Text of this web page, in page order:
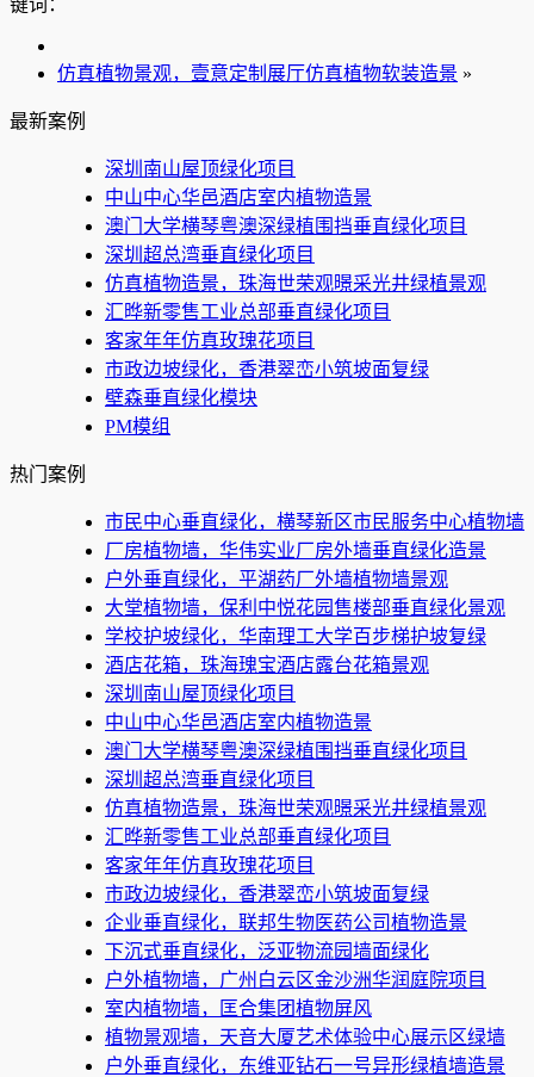
仿真植物景观，壹意定制展厅仿真植物软装造景 »
最新案例
深圳南山屋顶绿化项目
中山中心华邑酒店室内植物造景
澳门大学横琴粤澳深绿植围挡垂直绿化项目
深圳超总湾垂直绿化项目
仿真植物造景，珠海世荣观暻采光井绿植景观
汇晔新零售工业总部垂直绿化项目
客家年年仿真玫瑰花项目
市政边坡绿化，香港翠峦小筑坡面复绿
壁森垂直绿化模块
PM模组
热门案例
市民中心垂直绿化，横琴新区市民服务中心植物墙
厂房植物墙，华伟实业厂房外墙垂直绿化造景
户外垂直绿化，平湖药厂外墙植物墙景观
大堂植物墙，保利中悦花园售楼部垂直绿化景观
学校护坡绿化，华南理工大学百步梯护坡复绿
酒店花箱，珠海瑰宝酒店露台花箱景观
深圳南山屋顶绿化项目
中山中心华邑酒店室内植物造景
澳门大学横琴粤澳深绿植围挡垂直绿化项目
深圳超总湾垂直绿化项目
仿真植物造景，珠海世荣观暻采光井绿植景观
汇晔新零售工业总部垂直绿化项目
客家年年仿真玫瑰花项目
市政边坡绿化，香港翠峦小筑坡面复绿
企业垂直绿化，联邦生物医药公司植物造景
下沉式垂直绿化，泛亚物流园墙面绿化
户外植物墙，广州白云区金沙洲华润庭院项目
室内植物墙，匡合集团植物屏风
植物景观墙，天音大厦艺术体验中心展示区绿墙
户外垂直绿化，东维亚钻石一号异形绿植墙造景